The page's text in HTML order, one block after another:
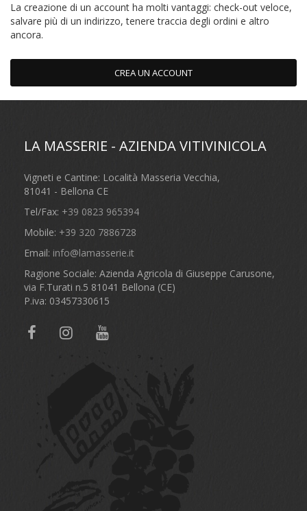
La creazione di un account ha molti vantaggi: check-out veloce,
salvare più di un indirizzo, tenere traccia degli ordini e altro
ancora.
CREA UN ACCOUNT
LA MASSERIE - AZIENDA VITIVINICOLA
Vigneti e Cantine: Località Masseria Vecchia,
81041 - Bellona CE
Tel/Fax: +39 0823 965394
Mobile: +39 320 7886728
Email: info@lamasserie.it
Ragione Sociale: Azienda Agricola di Giuseppe Carusone,
via F.Turati n.5 81041 Bellona (CE)
P.iva: 03457330615